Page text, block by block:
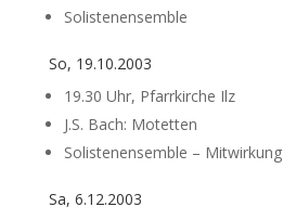
Solistenensemble
So, 19.10.2003
19.30 Uhr, Pfarrkirche Ilz
J.S. Bach: Motetten
Solistenensemble – Mitwirkung
Sa, 6.12.2003